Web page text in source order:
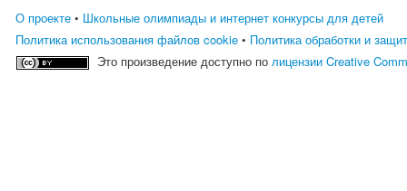
О проекте • Школьные олимпиады и интернет конкурсы для детей
Политика использования файлов cookie • Политика обработки и
Это произведение доступно полицензии Creative